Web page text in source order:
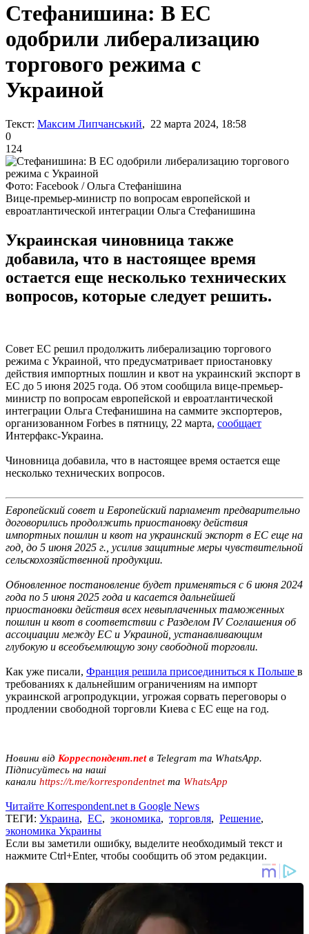
Стефанишина: В ЕС
одобрили либерализацию
торгового режима с
Украиной
Текст: Максим Липчанський, 22 марта 2024, 18:58
0
124
Фото: Facebook / Ольга Стефанішина
Вице-премьер-министр по вопросам европейской и
евроатлантической интеграции Ольга Стефанишина
Украинская чиновница также
добавила, что в настоящее время
остается еще несколько технических
вопросов, которые следует решить.
Совет ЕС решил продолжить либерализацию торгового
режима с Украиной, что предусматривает приостановку
действия импортных пошлин и квот на украинский экспорт в
ЕС до 5 июня 2025 года. Об этом сообщила вице-премьер-
министр по вопросам европейской и евроатлантической
интеграции Ольга Стефанишина на саммите экспортеров,
организованном Forbes в пятницу, 22 марта, сообщает
Интерфакс-Украина.
Чиновница добавила, что в настоящее время остается еще
несколько технических вопросов.
Европейский совет и Европейский парламент предварительно
договорились продолжить приостановку действия
импортных пошлин и квот на украинский экспорт в ЕС еще на
год, до 5 июня 2025 г., усилив защитные меры чувствительной
сельскохозяйственной продукции.
Обновленное постановление будет применяться с 6 июня 2024
года по 5 июня 2025 года и касается дальнейшей
приостановки действия всех невыплаченных таможенных
пошлин и квот в соответствии с Разделом IV Соглашения об
ассоциации между ЕС и Украиной, устанавливающим
глубокую и всеобъемлющую зону свободной торговли.
Как уже писали, Франция решила присоединиться к Польше в
требованиях к дальнейшим ограничениям на импорт
украинской агропродукции, угрожая сорвать переговоры о
продлении свободной торговли Киева с ЕС еще на год.
Новини від Корреспондент.netв Telegram та WhatsApp.
Підписуйтесь на наші
канали https://t.me/korrespondentnetта WhatsApp
Читайте Korrespondent.net в Google News
ТЕГИ: Украина, ЕС, экономика, торговля, Решение,
экономика Украины
Если вы заметили ошибку, выделите необходимый текст и
нажмите Ctrl+Enter, чтобы сообщить об этом редакции.